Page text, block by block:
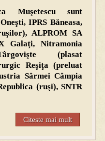
Muşetescu sunt
IPRS Băneasa,
ALPROM SA
Galaţi, Nitramonia
(plasat
Reşiţa (preluat
Sârmei Câmpia
(ruşi), SNTR
Citeste mai mult